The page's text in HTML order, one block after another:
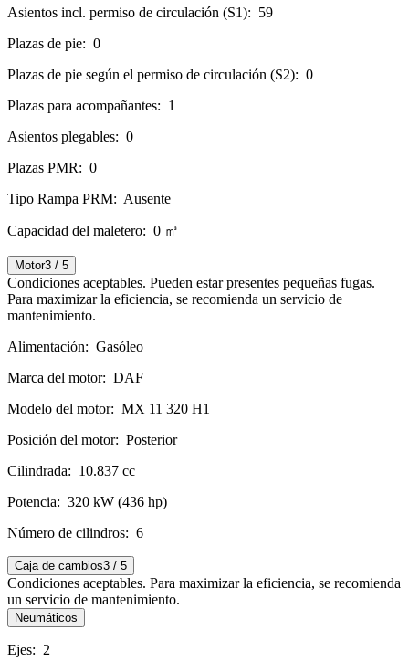
Asientos incl. permiso de circulación (S1): 59
Plazas de pie: 0
Plazas de pie según el permiso de circulación (S2): 0
Plazas para acompañantes: 1
Asientos plegables: 0
Plazas PMR: 0
Tipo Rampa PRM: Ausente
Capacidad del maletero: 0 ㎥
Motor3 / 5
Condiciones aceptables. Pueden estar presentes pequeñas fugas.
Para maximizar la eficiencia, se recomienda un servicio de
mantenimiento.
Alimentación: Gasóleo
Marca del motor: DAF
Modelo del motor: MX 11 320 H1
Posición del motor: Posterior
Cilindrada: 10.837 cc
Potencia: 320 kW (436 hp)
Número de cilindros: 6
Caja de cambios3 / 5
Condiciones aceptables. Para maximizar la eficiencia, se recomienda
un servicio de mantenimiento.
Neumáticos
Ejes: 2